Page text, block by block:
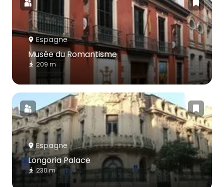
Espagne
Musée du Romantisme
209 m
Espagne
Longoria Palace
230 m